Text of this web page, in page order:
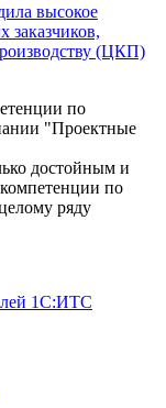
высокое
заказчиков,
(ЦКП)
по
"Проектные
достойным и
по
ряду
1С:ИТС